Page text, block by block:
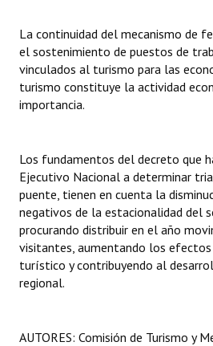
Dictámenes Asesoría Letrada
Actas de Sesión
Informes de Unidad Coordinadora
Actas de Audiencias Públicas
NORMATIVA
Comunicaciones
Declaraciones
La continuidad del mecanismo de
el sostenimiento de puestos de
vinculados al turismo para las
turismo constituye la actividad
importancia.
Los fundamentos del decreto que
Ejecutivo Nacional a determinar
puente, tienen en cuenta la
negativos de la estacionalidad del
procurando distribuir en el año
visitantes, aumentando los
turístico y contribuyendo al
regional.
AUTORES: Comisión de Turismo y